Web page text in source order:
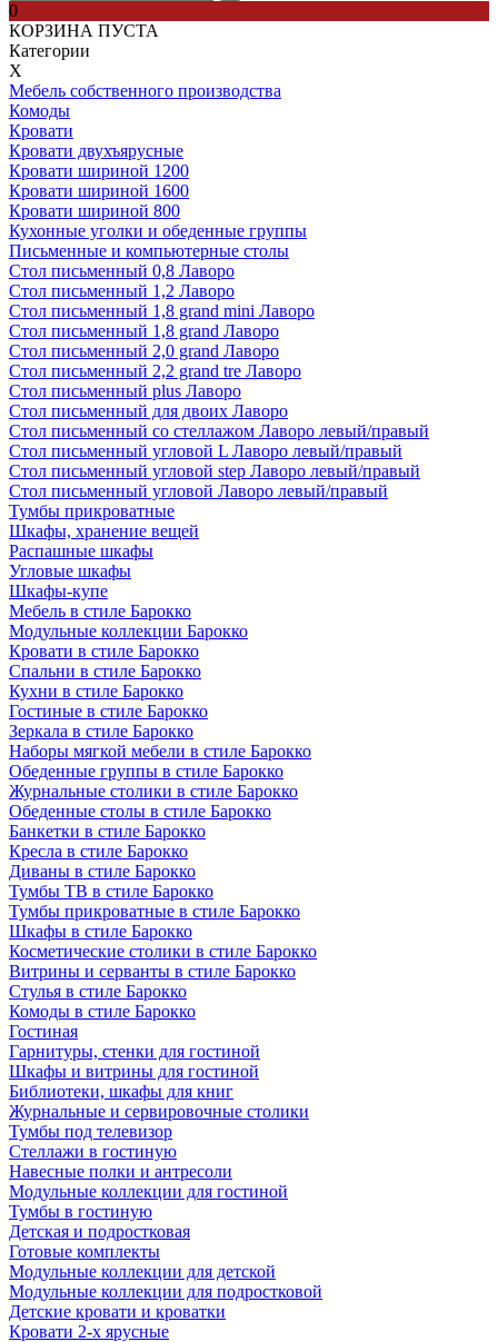
0
КОРЗИНА ПУСТА
Категории
Х
Мебель собственного производства
Комоды
Кровати
Кровати двухъярусные
Кровати шириной 1200
Кровати шириной 1600
Кровати шириной 800
Кухонные уголки и обеденные группы
Письменные и компьютерные столы
Стол письменный 0,8 Лаворо
Стол письменный 1,2 Лаворо
Стол письменный 1,8 grand mini Лаворо
Стол письменный 1,8 grand Лаворо
Стол письменный 2,0 grand Лаворо
Стол письменный 2,2 grand tre Лаворо
Стол письменный plus Лаворо
Стол письменный для двоих Лаворо
Стол письменный со стеллажом Лаворо левый/правый
Стол письменный угловой L Лаворо левый/правый
Стол письменный угловой step Лаворо левый/правый
Стол письменный угловой Лаворо левый/правый
Тумбы прикроватные
Шкафы, хранение вещей
Распашные шкафы
Угловые шкафы
Шкафы-купе
Мебель в стиле Барокко
Модульные коллекции Барокко
Кровати в стиле Барокко
Спальни в стиле Барокко
Кухни в стиле Барокко
Гостиные в стиле Барокко
Зеркала в стиле Барокко
Наборы мягкой мебели в стиле Барокко
Обеденные группы в стиле Барокко
Журнальные столики в стиле Барокко
Обеденные столы в стиле Барокко
Банкетки в стиле Барокко
Кресла в стиле Барокко
Диваны в стиле Барокко
Тумбы ТВ в стиле Барокко
Тумбы прикроватные в стиле Барокко
Шкафы в стиле Барокко
Косметические столики в стиле Барокко
Витрины и серванты в стиле Барокко
Стулья в стиле Барокко
Комоды в стиле Барокко
Гостиная
Гарнитуры, стенки для гостиной
Шкафы и витрины для гостиной
Библиотеки, шкафы для книг
Журнальные и сервировочные столики
Тумбы под телевизор
Стеллажи в гостиную
Навесные полки и антресоли
Модульные коллекции для гостиной
Тумбы в гостиную
Детская и подростковая
Готовые комплекты
Модульные коллекции для детской
Модульные коллекции для подростковой
Детские кровати и кроватки
Кровати 2-х ярусные